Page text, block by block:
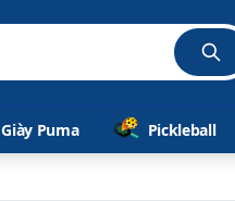
Giày Puma Pickleball